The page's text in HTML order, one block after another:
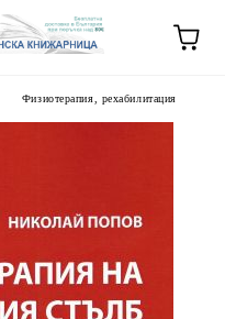
Физиотерапия, рехабилитация